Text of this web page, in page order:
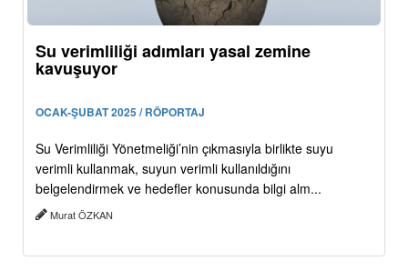
Su verimliliği adımları yasal zemine
kavuşuyor
OCAK-ŞUBAT 2025 / RÖPORTAJ
Su Verimliliği Yönetmeliği’nin çıkmasıyla birlikte suyu
verimli kullanmak, suyun verimli kullanıldığını
belgelendirmek ve hedefler konusunda bilgi alm...
Murat ÖZKAN